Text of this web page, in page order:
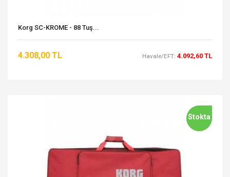
Korg SC-KROME - 88 Tuş...
4.308,00 TL Havale/EFT: 4.092,60 TL
Stokta